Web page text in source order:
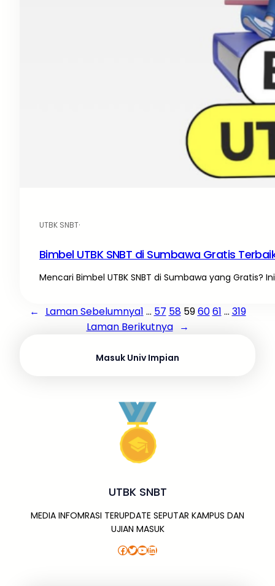
UTBK SNBT·
Bimbel UTBK SNBT di Sumbawa Gratis
Mencari Bimbel UTBK SNBT di Sumbawa yang Gratis?
← Laman Sebelumnya1 … 57 58 596061 … 319
Laman Berikutnya →
Masuk Univ Impian
UTBK SNBT
MEDIA INFOMRASI TERUPDATE SEPUTAR KAMPUS DAN
UJIAN MASUK
Facebook Twitter YouTube LinkedIn